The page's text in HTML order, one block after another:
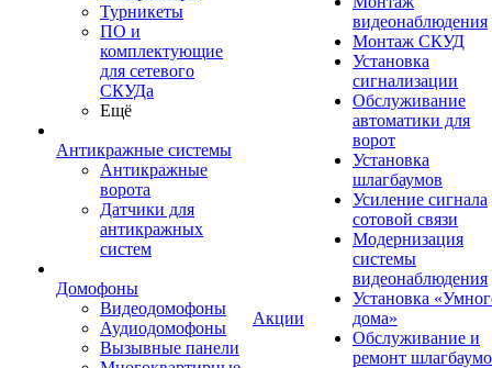
Турникеты
ПО и
комплектующие
для сетевого
СКУДа
Ещё
Антикражные системы
Антикражные
ворота
Датчики для
антикражных
систем
Домофоны
Видеодомофоны
Аудиодомофоны
Вызывные панели
Акции
видеонаблюдения
Монтаж СКУД
Установка
сигнализации
Обслуживание
автоматики для
ворот
Установка
шлагбаумов
Усиление сигнала
сотовой связи
Модернизация
системы
видеонаблюдения
Установка
дома»
Обслуживание и
ремонт